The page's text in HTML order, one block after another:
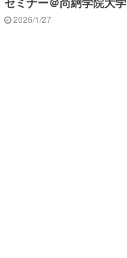
セミナー＠尚絅学院大学
2026/1/27